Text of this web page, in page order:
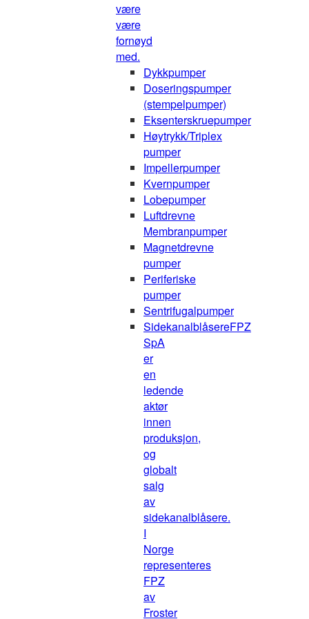
være
være
fornøyd
med.
Dykkpumper
Doseringspumper
(stempelpumper)
Eksenterskruepumper
Høytrykk/Triplex
pumper
Impellerpumper
Kvernpumper
Lobepumper
Luftdrevne
Membranpumper
Magnetdrevne
pumper
Periferiske
pumper
Sentrifugalpumper
SidekanalblåsereFPZ
SpA
er
en
ledende
aktør
innen
produksjon,
og
globalt
salg
av
sidekanalblåsere.
I
Norge
representeres
FPZ
av
Froster